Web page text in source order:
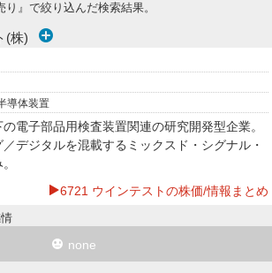
マ
ク
』で絞り込んだ検索結果。
(株)
導体装置
電子部品用検査装置関連の研究開発型企業。
デジタルを混載するミックスド・シグナル・
6721 ウインテストの株価/情報まとめ
none